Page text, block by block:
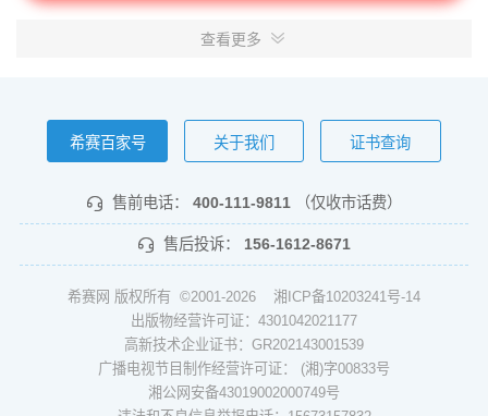
查看更多
希赛百家号 关于我们 证书查询
售前电话： 400-111-9811 （仅收市话费）
售后投诉： 156-1612-8671
希赛网 版权所有 ©2001-2026 湘ICP备10203241号-14
出版物经营许可证：4301042021177
高新技术企业证书：GR202143001539
广播电视节目制作经营许可证： (湘)字00833号
湘公网安备43019002000749号